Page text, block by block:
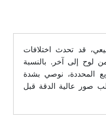
قد تحدث اختلافات
لوح إلى آخر. بالنسبة
المحددة، نوصي بشدة
صور عالية الدقة قبل